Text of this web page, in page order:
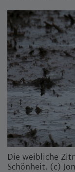
Die weibliche
Schönheit. (c)